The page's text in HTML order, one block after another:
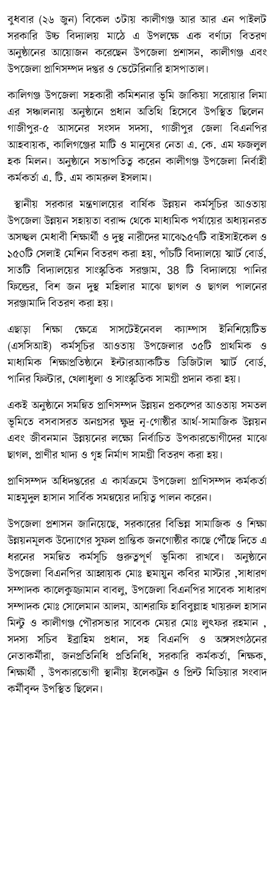
বুধবার (২৬ জুন) বিকেল ৩টায় কালীগঞ্জ আর আর এন পাইলট
সরকারি উচ্চ বিদ্যালয় মাঠে এ উপলক্ষে এক বর্ণাঢ্য বিতরণ
অনুষ্ঠানের আয়োজন করেছেন উপজেলা প্রশাসন, কালীগঞ্জ এবং
উপজেলা প্রাণিসম্পদ দপ্তর ও ভেটেরিনারি হাসপাতাল।
কালিগঞ্জ উপজেলা সহকারী কমিশনার ভূমি জাকিয়া সরোয়ার লিমা
এর সঞ্চালনায় অনুষ্ঠানে প্রধান অতিথি হিসেবে উপস্থিত ছিলেন
গাজীপুর-৫ আসনের সংসদ সদস্য, গাজীপুর জেলা বিএনপির
আহবায়ক, কালিগঞ্জের মাটি ও মানুষের নেতা এ. কে. এম ফজলুল
হক মিলন। অনুষ্ঠানে সভাপতিত্ব করেন কালীগঞ্জ উপজেলা নির্বাহী
কর্মকর্তা এ. টি. এম কামরুল ইসলাম।
স্থানীয় সরকার মন্ত্রণালয়ের বার্ষিক উন্নয়ন কর্মসূচির আওতায়
উপজেলা উন্নয়ন সহায়তা বরাদ্দ থেকে মাধ্যমিক পর্যায়ের অধ্যয়নরত
অসচ্ছল মেধাবী শিক্ষার্থী ও দুস্থ নারীদের মাঝে১৫৭টি বাইসাইকেল ও
১৫০টি সেলাই মেশিন বিতরণ করা হয়, পাঁচটি বিদ্যালয়ে স্মার্ট বোর্ড,
সাতটি বিদ্যালয়ের সাংস্কৃতিক সরঞ্জাম, 38 টি বিদ্যালয়ে পানির
ফিল্ডের, বিশ জন দুস্থ মহিলার মাঝে ছাগল ও ছাগল পালনের
সরঞ্জামাদি বিতরণ করা হয়।
এছাড়া শিক্ষা ক্ষেত্রে সাসটেইনেবল ক্যাম্পাস ইনিশিয়েটিভ
(এসসিআই) কর্মসূচির আওতায় উপজেলার ৩৫টি প্রাথমিক ও
মাধ্যমিক শিক্ষাপ্রতিষ্ঠানে ইন্টারঅ্যাকটিভ ডিজিটাল স্মার্ট বোর্ড,
পানির ফিল্টার, খেলাধুলা ও সাংস্কৃতিক সামগ্রী প্রদান করা হয়।
একই অনুষ্ঠানে সমন্বিত প্রাণিসম্পদ উন্নয়ন প্রকল্পের আওতায় সমতল
ভূমিতে বসবাসরত অনগ্রসর ক্ষুদ্র নৃ-গোষ্ঠীর আর্থ-সামাজিক উন্নয়ন
এবং জীবনমান উন্নয়নের লক্ষ্যে নির্বাচিত উপকারভোগীদের মাঝে
ছাগল, প্রাণীর খাদ্য ও গৃহ নির্মাণ সামগ্রী বিতরণ করা হয়।
প্রাণিসম্পদ অধিদপ্তরের এ কার্যক্রমে উপজেলা প্রাণিসম্পদ কর্মকর্তা
মাহমুদুল হাসান সার্বিক সমন্বয়ের দায়িত্ব পালন করেন।
উপজেলা প্রশাসন জানিয়েছে, সরকারের বিভিন্ন সামাজিক ও শিক্ষা
উন্নয়নমূলক উদ্যোগের সুফল প্রান্তিক জনগোষ্ঠীর কাছে পৌঁছে দিতে এ
ধরনের সমন্বিত কর্মসূচি গুরুত্বপূর্ণ ভূমিকা রাখবে। অনুষ্ঠানে
উপজেলা বিএনপির আহ্বায়ক মোঃ হুমায়ুন কবির মাস্টার ,সাধারণ
সম্পাদক কালেকুজ্জামান বাবলু, উপজেলা বিএনপির সাবেক সাধারণ
সম্পাদক মোঃ সোলেমান আলম, আশরাফি হাবিবুল্লাহ খায়রুল হাসান
মিন্টু ও কালীগঞ্জ পৌরসভার সাবেক মেয়র মোঃ লুৎফর রহমান ,
সদস্য সচিব ইব্রাহিম প্রধান, সহ বিএনপি ও অঙ্গসংগঠনের
নেতাকর্মীরা, জনপ্রতিনিধি প্রতিনিধি, সরকারি কর্মকর্তা, শিক্ষক,
শিক্ষার্থী , উপকারভোগী স্থানীয় ইলেকট্রন ও প্রিন্ট মিডিয়ার সংবাদ
কর্মীবৃন্দ উপস্থিত ছিলেন।